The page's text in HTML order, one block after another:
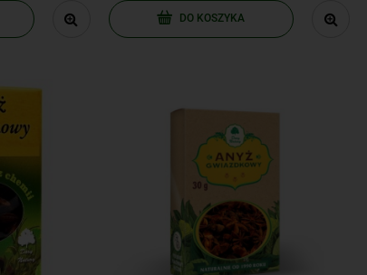
DO KOSZYKA